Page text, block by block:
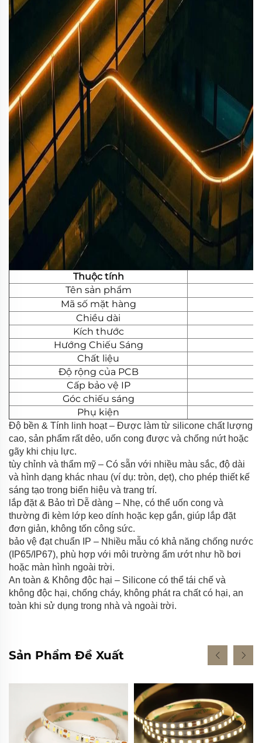
Thuộc tính
Tên sản phẩm
Mã số mặt hàng
Chiều dài
Kích thước
Hướng Chiếu Sáng
Chất liệu
Độ rộng của PCB
Cấp bảo vệ IP
Góc chiếu sáng
Phụ kiện
Độ bền & Tính linh hoạt – Được làm từ silicone chất lượng
cao, sản phẩm rất dẻo, uốn cong được và chống nứt hoặc
gãy khi chịu lực.
tùy chỉnh và thẩm mỹ – Có sẵn với nhiều màu sắc, độ dài
và hình dạng khác nhau (ví dụ: tròn, dẹt), cho phép thiết kế
sáng tạo trong biển hiệu và trang trí.
lắp đặt & Bảo trì Dễ dàng – Nhẹ, có thể uốn cong và
thường đi kèm lớp keo dính hoặc kẹp gắn, giúp lắp đặt
đơn giản, không tốn công sức.
bảo vệ đạt chuẩn IP – Nhiều mẫu có khả năng chống nước
(IP65/IP67), phù hợp với môi trường ẩm ướt như hồ bơi
hoặc màn hình ngoài trời.
An toàn & Không độc hại – Silicone có thể tái chế và
không độc hại, chống cháy, không phát ra chất có hại, an
toàn khi sử dụng trong nhà và ngoài trời.
Sản Phẩm Đề Xuất